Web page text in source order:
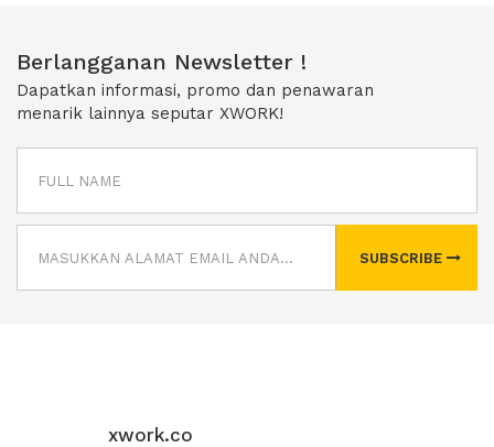
Berlangganan Newsletter !
Dapatkan informasi, promo dan penawaran
menarik lainnya seputar XWORK!
SUBSCRIBE
xwork.co